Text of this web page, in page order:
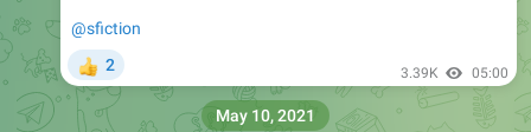
@sfiction
2 3.39K 05:00
May 10, 2021